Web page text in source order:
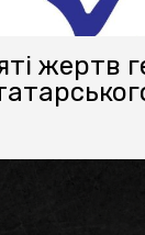
жертв